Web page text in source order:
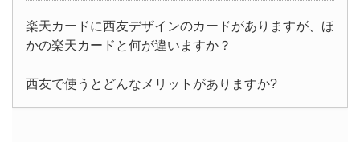
楽天カードに西友デザインのカードがありますが、ほ
かの楽天カードと何が違いますか？
西友で使うとどんなメリットがありますか?